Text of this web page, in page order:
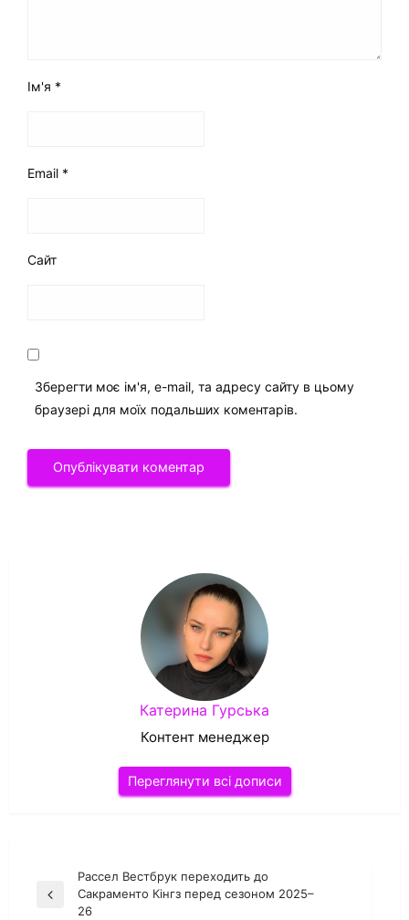
Ім'я *
Email *
Сайт
Зберегти моє ім'я, e-mail, та адресу сайту в цьому
браузері для моїх подальших коментарів.
Катерина Гурська
Контент менеджер
Переглянути всі дописи
Навігація
записів
Попередній
Рассел Вестбрук переходить до
Сакраменто Кінгз перед сезоном 2025–
26